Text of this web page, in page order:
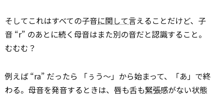
そしてこれはすべての子音に関して言えることだけど、子
音 “r” のあとに続く母音はまた別の音だと認識すること。
むむむ？
例えば “ra” だったら 「ぅう～」から始まって、「あ」で終
わる。母音を発音するときは、唇も舌も緊張感がない状態